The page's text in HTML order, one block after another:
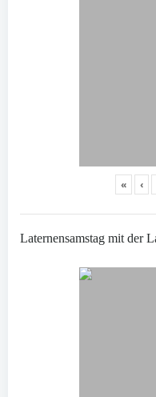
« ‹
Laternensamstag mit der